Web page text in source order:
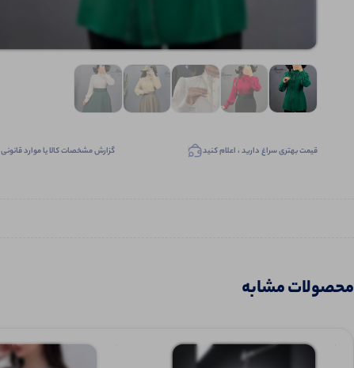
قیمت بهتری سراغ دارید ، اعلام کنید گزارش مشخصات کالا یا موارد قانونی
محصولات مشابه